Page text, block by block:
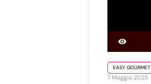
EASY GOURMET
7 Maggio 2025